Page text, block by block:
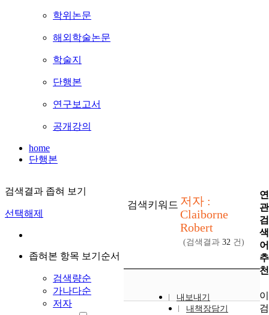
학위논문
해외학술논문
학술지
단행본
연구보고서
공개강의
home
단행본
검색결과 좁혀 보기
선택해제
좁혀본 항목 보기순서
검색량순
가나다순
저자
검색키워드 저자 :
Claiborne
Robert
(검색결과 32 건)
내보내기
내책장담기
연
관
검
색
어
추
천
이
검